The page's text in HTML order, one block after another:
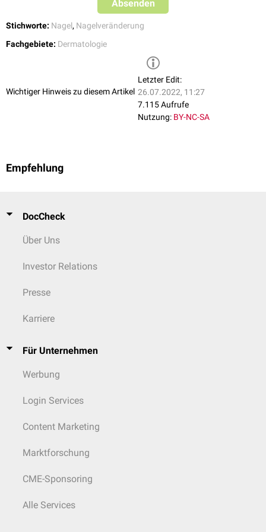
Absenden
Stichworte: Nagel, Nagelveränderung
Fachgebiete: Dermatologie
Wichtiger Hinweis zu diesem Artikel
Letzter Edit:
26.07.2022, 11:27
7.115 Aufrufe
Nutzung: BY-NC-SA
Empfehlung
DocCheck
Über Uns
Investor Relations
Presse
Karriere
Für Unternehmen
Werbung
Login Services
Content Marketing
Marktforschung
CME-Sponsoring
Alle Services